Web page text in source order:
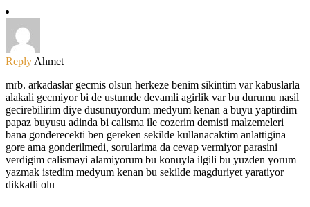
Reply Ahmet
mrb. arkadaslar gecmis olsun herkeze benim sikintim var kabuslarla
alakali gecmiyor bi de ustumde devamli agirlik var bu durumu nasil
gecirebilirim diye dusunuyordum medyum kenan a buyu yaptirdim
papaz buyusu adinda bi calisma ile cozerim demisti malzemeleri
bana gonderecekti ben gereken sekilde kullanacaktim anlattigina
gore ama gonderilmedi, sorularima da cevap vermiyor parasini
verdigim calismayi alamiyorum bu konuyla ilgili bu yuzden yorum
yazmak istedim medyum kenan bu sekilde magduriyet yaratiyor
dikkatli olu